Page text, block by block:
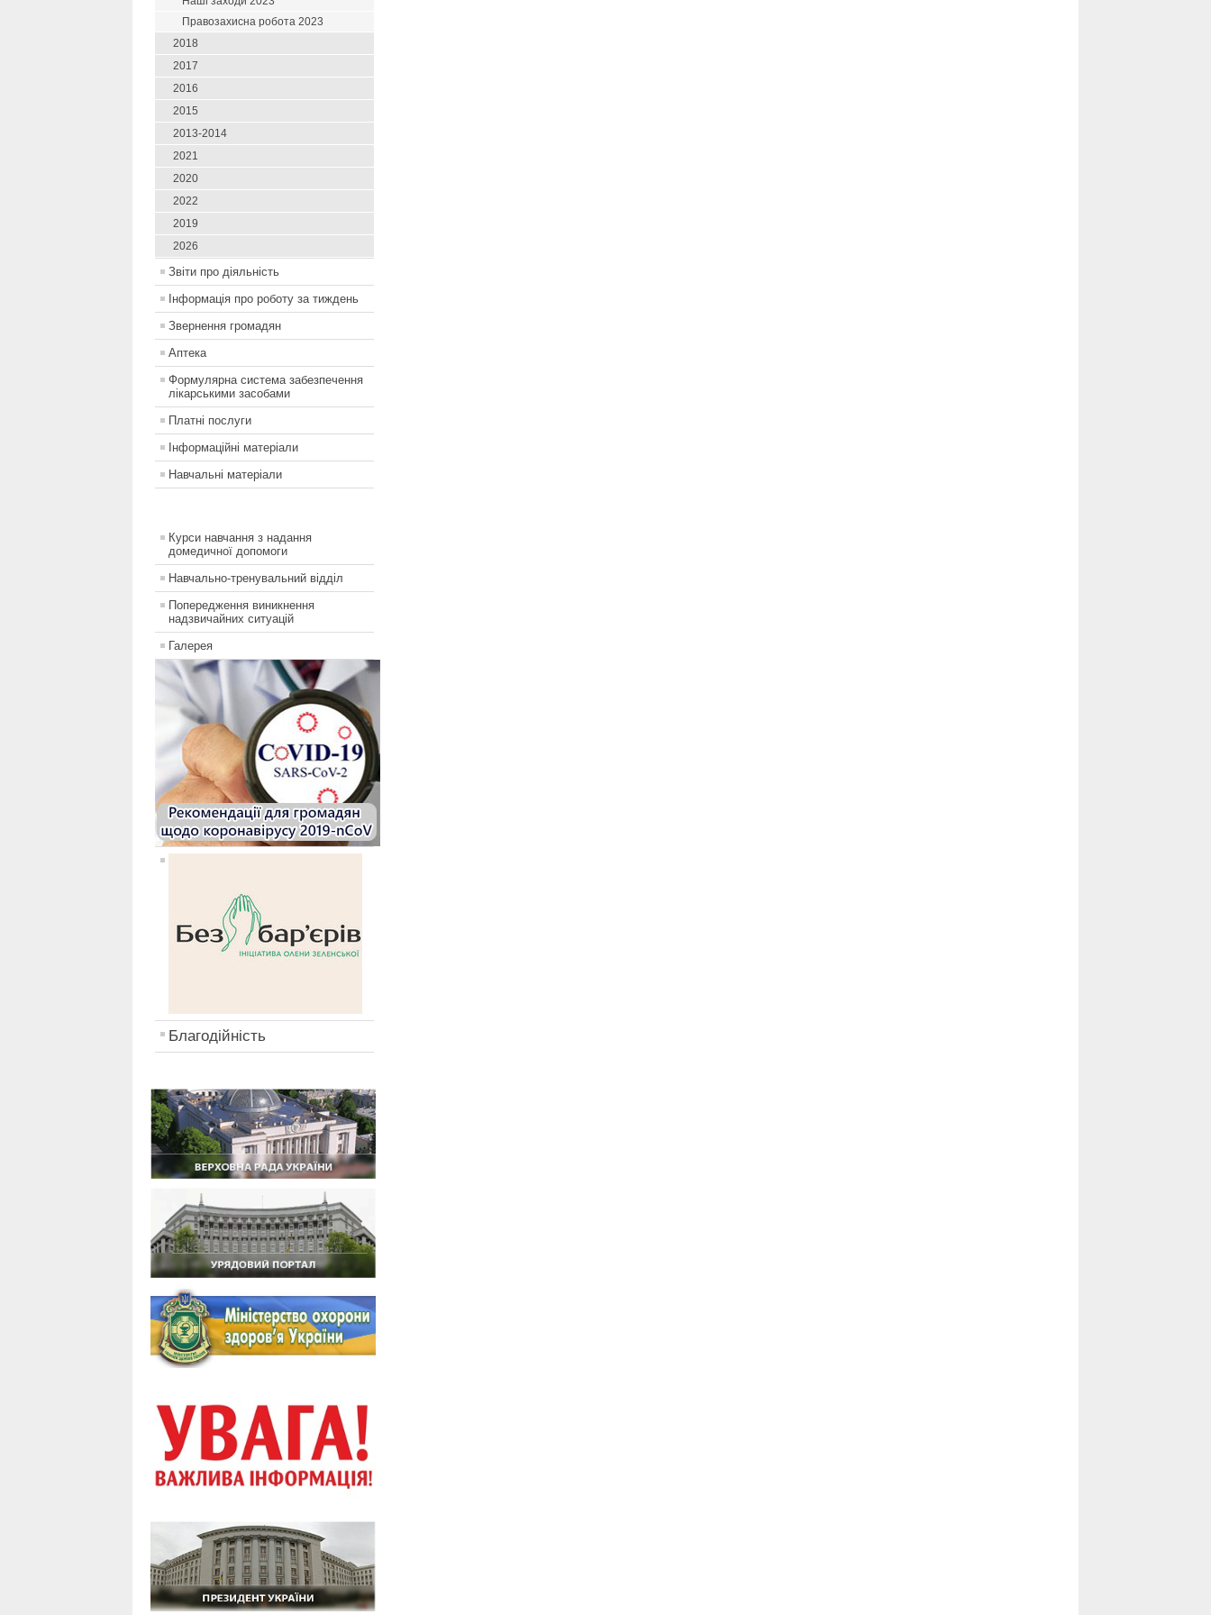
Правозахисна робота 2023
2018
2017
2016
2015
2013-2014
2021
2020
2022
2019
2026
Звіти про діяльність
Інформація про роботу за тиждень
Звернення громадян
Аптека
Формулярна система забезпечення
лікарськими засобами
Платні послуги
Інформаційні матеріали
Навчальні матеріали
Курси навчання з надання
домедичної допомоги
Навчально-тренувальний відділ
Попередження виникнення
надзвичайних ситуацій
Галерея
Благодійність